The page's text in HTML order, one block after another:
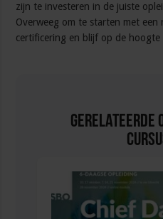
zijn te investeren in de juiste
Overweeg om te starten met
certificering en blijf op de
Gerelateerde